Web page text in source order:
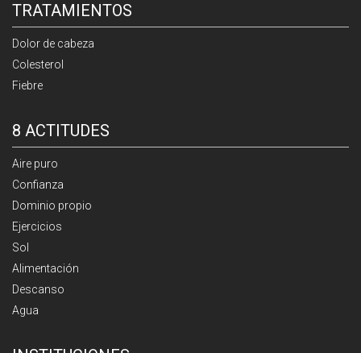
TRATAMIENTOS
Dolor de cabeza
Colesterol
Fiebre
8 ACTITUDES
Aire puro
Confianza
Dominio propio
Ejercicios
Sol
Alimentación
Descanso
Agua